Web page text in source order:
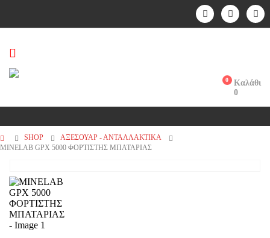
0
Καλάθι
0
SHOP
ΑΞΕΣΟΥΑΡ - ΑΝΤΑΛΛΑΚΤΙΚΑ
MINELAB GPX 5000 ΦΟΡΤΙΣΤΗΣ MΠΑΤΑΡΙΑΣ